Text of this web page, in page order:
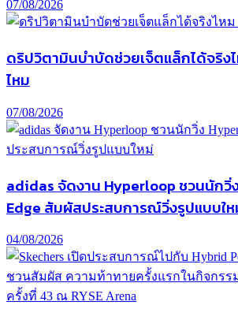
07/08/2026
ดริปวิตามินบำบัดช่วยเจ็ตแล็กได้จริง
ไหม
07/08/2026
adidas จัดงาน Hyperloop ชวนนักวิ่
Edge สัมผัสประสบการณ์วิ่งรูปแบบใ
04/08/2026